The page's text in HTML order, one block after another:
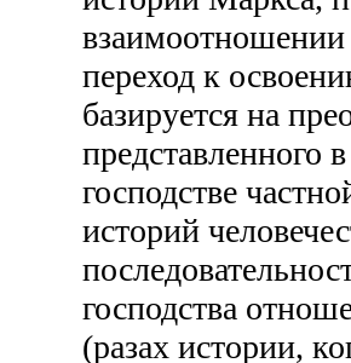
переход к
базируется на
представленного
господстве
историй
господства
(разах истории,